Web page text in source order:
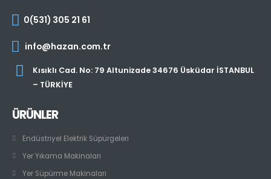
0(531) 305 21 61
info@hazan.com.tr
Kısıklı Cad. No: 79 Altunizade 34676 Üsküdar İSTANBUL
– TÜRKİYE
ÜRÜNLER
Endüstriyel Elektrik Süpürgeleri
Yer Yıkama Makinaları
Yer Süpürme Makinaları